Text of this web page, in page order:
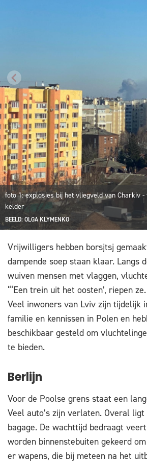
foto 1: explosies bij het vliegveld van Charkiv -
kelder
BEELD: OLGA KLYMENKO
Vrijwilligers hebben borsjtsj
dampende soep staan klaar. Langs
wuiven mensen met vlaggen,
“‘Een trein uit het oosten’, riepen
Veel inwoners van Lviv zijn tijdelijk
familie en kennissen in Polen en
beschikbaar gesteld om
te bieden.
Berlijn
Voor de Poolse grens staat een
Veel auto’s zijn verlaten. Overal
bagage. De wachttijd bedraagt
worden binnenstebuiten gekeerd
er wapens, die bij meteen na het